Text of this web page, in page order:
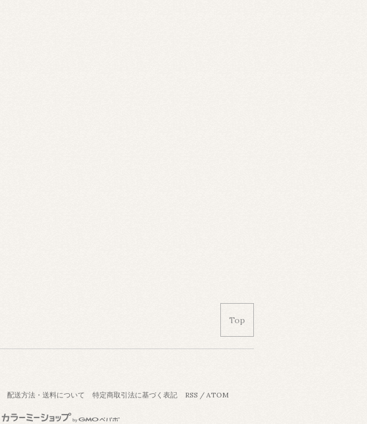
Top
配送方法・送料について 特定商取引法に基づく表記 RSS / ATOM